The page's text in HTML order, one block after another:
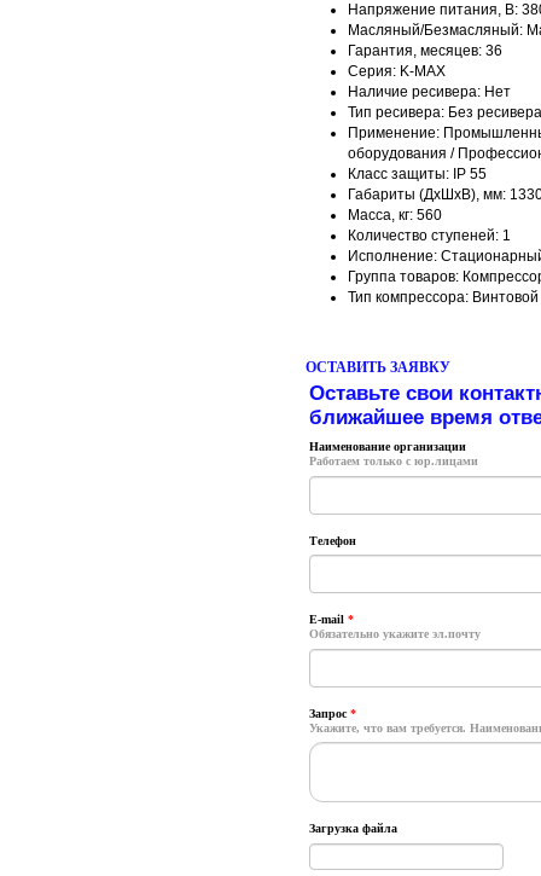
Напряжение питания, В:
Масляный/Безмасляный:
Гарантия, месяцев: 36
Серия: K-MAX
Наличие ресивера: Нет
Тип ресивера: Без ресивера
Применение:
оборудования /
Класс защиты: IP 55
Габариты (ДхШхВ), мм:
Масса, кг: 560
Количество ступеней: 1
Исполнение:
Группа товаров:
Тип компрессора: Винтовой
ОСТАВИТЬ ЗАЯВКУ
Оставьте свои
ближайшее время
Наименование организации
Работаем только с юр.лицами
Телефон
E-mail*
Обязательно укажите эл.почту
Запрос*
Укажите, что вам требуется.
Загрузка файла